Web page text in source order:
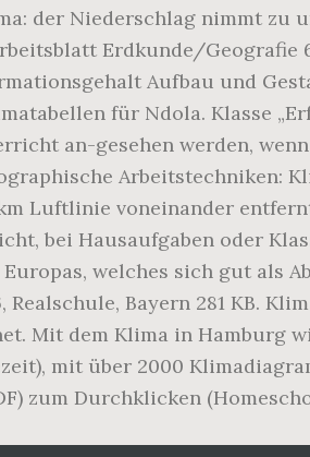
der Niederschlag nimmt zu
Erdkunde/Geografie
Aufbau und
für Ndola. Klasse
an-gesehen werden,
Arbeitstechniken:
Luftlinie voneinander
bei Hausaufgaben oder
welches sich gut als
Bayern 281 KB.
Mit dem Klima in Hamburg
mit über 2000
zum Durchklicken